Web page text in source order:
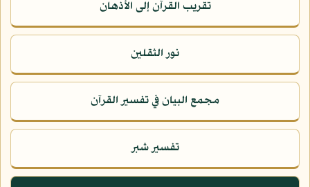
تقريب القرآن إلى الأذهان
نور الثقلين
مجمع البيان في تفسير القرآن
تفسير شبر